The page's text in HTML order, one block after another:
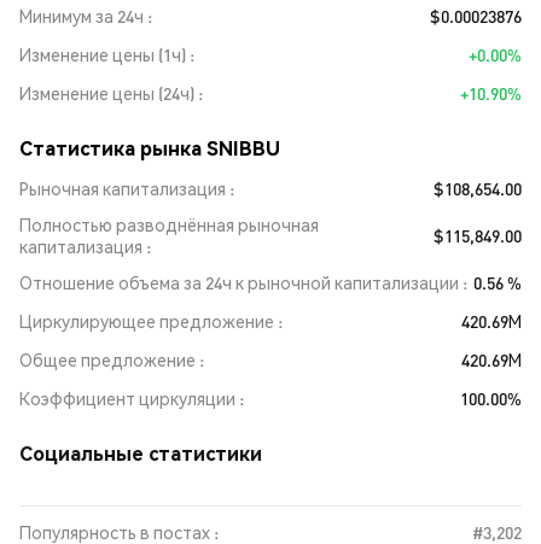
Минимум за 24ч
$0.00023876
Изменение цены (1ч)
+0.00%
Изменение цены (24ч)
+10.90%
Статистика рынка SNIBBU
Рыночная капитализация
$108,654.00
Полностью разводнённая рыночная
капитализация
$115,849.00
Отношение объема за 24ч к рыночной капитализации
0.56 %
Циркулирующее предложение
420.69M
Общее предложение
420.69M
Коэффициент циркуляции
100.00%
Социальные статистики
Популярность в постах :
#3,202